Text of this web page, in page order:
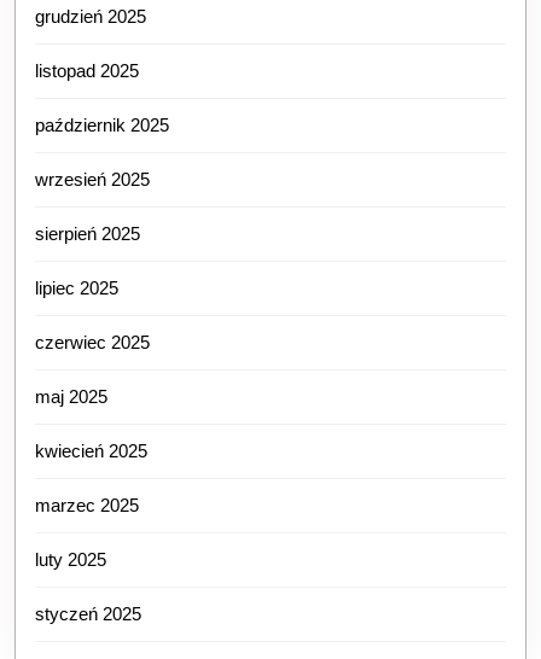
grudzień 2025
listopad 2025
październik 2025
wrzesień 2025
sierpień 2025
lipiec 2025
czerwiec 2025
maj 2025
kwiecień 2025
marzec 2025
luty 2025
styczeń 2025